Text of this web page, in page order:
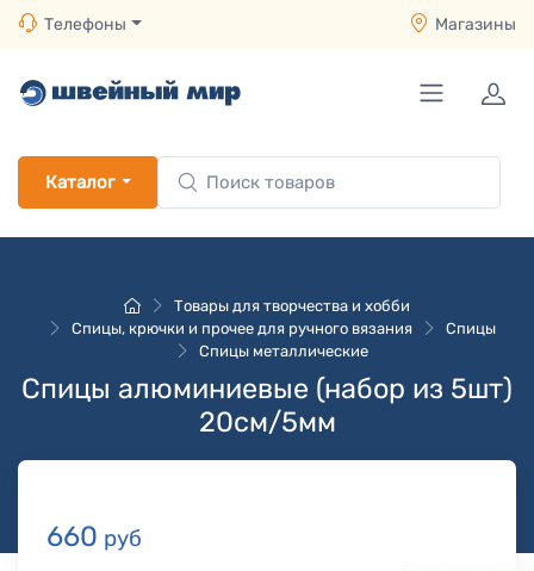
Телефоны Магазины
Каталог
Товары для творчества и хобби
Спицы, крючки и прочее для ручного вязания
Спицы
Спицы металлические
Спицы алюминиевые (набор из 5шт)
20см/5мм
660 руб